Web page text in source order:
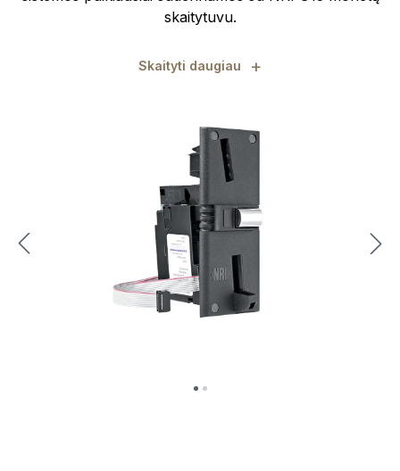
skaitytuvu.
Skaityti daugiau +